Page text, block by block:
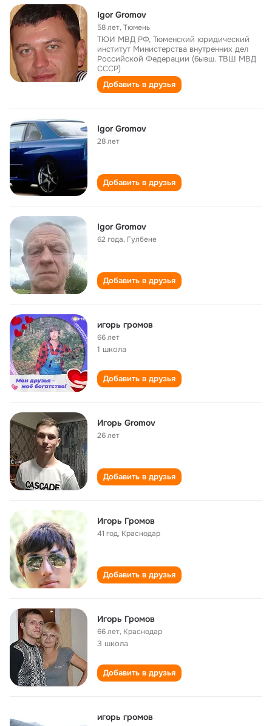
Igor Gromov
58 лет,Тюмень
ТЮИ МВД РФ, Тюменский юридический
институт Министерства внутренних дел
Российской Федерации (бывш. ТВШ МВД
СССР)
Добавить в друзья
Igor Gromov
28 лет
Добавить в друзья
Igor Gromov
62 года, Гулбене
Добавить в друзья
игорь громов
66 лет
1 школа
Добавить в друзья
Игорь Gromov
26 лет
Добавить в друзья
Игорь Громов
41 год, Краснодар
Добавить в друзья
Игорь Громов
66 лет, Краснодар
3 школа
Добавить в друзья
игорь громов